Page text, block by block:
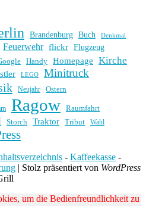
Brandenburg Buch Denkmal
Feuerwehr flickr Flugzeug
Handy Homepage Kirche
LEGO Minitruck
Neujahr Ostern
Ragow Raumfahrt
Storch Traktor Tribut Wahl
- Kaffeekasse -
| Stolz präsentiert von WordPress
um die Bedienfreundlichkeit zu